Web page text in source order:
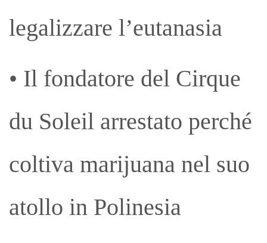
legalizzare l’eutanasia
• Il fondatore del Cirque
du Soleil arrestato perché
coltiva marijuana nel suo
atollo in Polinesia